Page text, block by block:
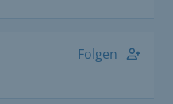
Folgen